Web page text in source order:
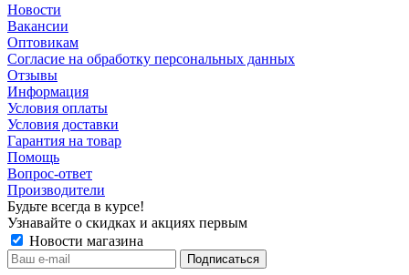
Новости
Вакансии
Оптовикам
Cогласие на обработку персональных данных
Отзывы
Информация
Условия оплаты
Условия доставки
Гарантия на товар
Помощь
Вопрос-ответ
Производители
Будьте всегда в курсе!
Узнавайте о скидках и акциях первым
Новости магазина